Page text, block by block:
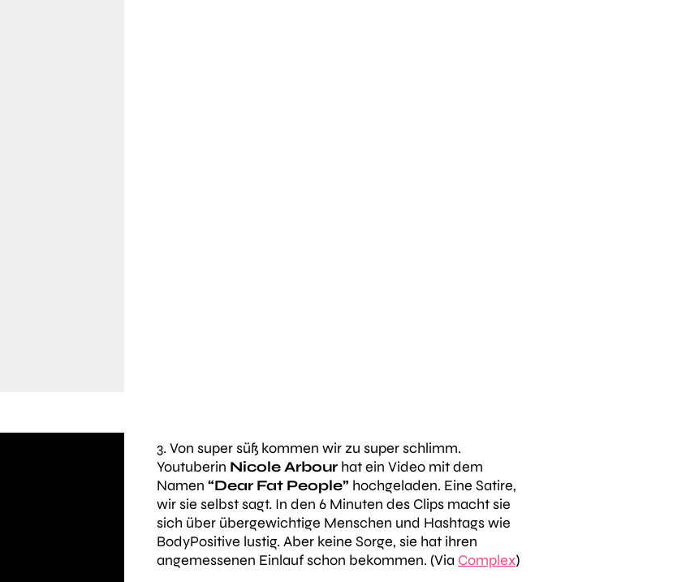
3. Von super süß kommen wir zu super schlimm.
Youtuberin Nicole Arbour hat ein Video mit dem
Namen “Dear Fat People” hochgeladen. Eine Satire,
wir sie selbst sagt. In den 6 Minuten des Clips macht sie
sich über übergewichtige Menschen und Hashtags wie
BodyPositive lustig. Aber keine Sorge, sie hat ihren
angemessenen Einlauf schon bekommen. (Via Complex)